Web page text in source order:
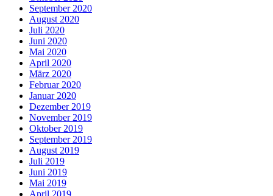
September 2020
August 2020
Juli 2020
Juni 2020
Mai 2020
April 2020
März 2020
Februar 2020
Januar 2020
Dezember 2019
November 2019
Oktober 2019
September 2019
August 2019
Juli 2019
Juni 2019
Mai 2019